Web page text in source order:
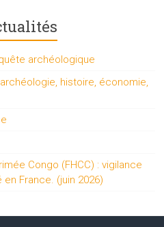
archéologique
histoire, économie,
Congo (FHCC) : vigilance
France. (juin 2026)